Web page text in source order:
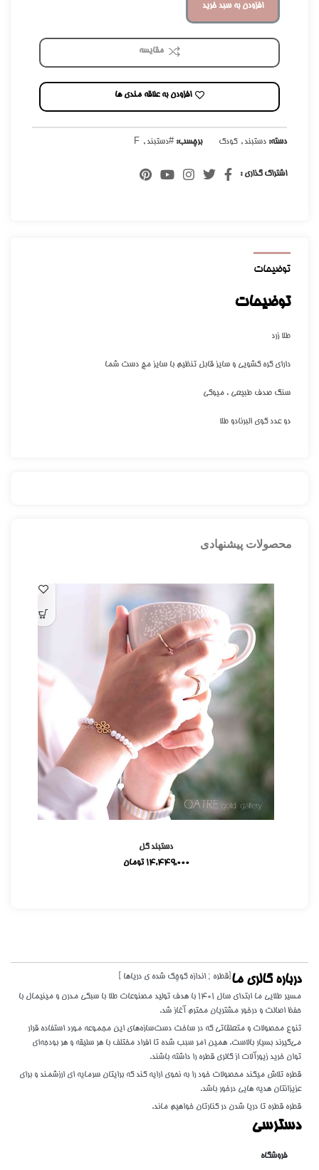
افزودن به سبد خرید
مقایسه
افزودن به علاقه مندی ها
دسته: دستبند , کودک برچسب: #دستبند ,
F
اشتراک گذاری :
توضیحات
توضیحات
طلا زرد
دارای گره کشویی و سایز قابل تنظیم با سایز مچ دست شما
سنگ صدف طبیعی ، میوکی
دو عدد گوی البرنادو طلا
محصولات پیشنهادی
دستبند گل
14,449,000 تومان
درباره گالری ما [قطره ; اندازه کوچک شده ی دریاها ]
مسیر طلایی ما ابتدای سال 1401 با هدف تولید مصنوعات طلا با سبکی مدرن و مینیمال با
حفظ اصالت و درخور مشتریان محترم آغاز شد.
تنوع محصولات و متعلقاتی که در ساخت دست‌سازه‌های این مجموعه مورد استفاده قرار
می‌گیرند بسیار بالاست. همین امر سبب شده تا افراد مختلف با هر سلیقه و هر بودجه‌ای
توان خرید زیورآلات از گالری قطره را داشته باشند.
قطره تلاش میکند محصولات خود را به نحوی ارایه کند که برایتان سرمایه ای ارزشمند و برای
عزیزانتان هدیه هایی درخور باشد.
قطره قطره تا دریا شدن در کنارتان خواهیم ماند.
دسترسی
فروشگاه